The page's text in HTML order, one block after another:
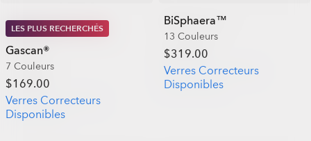
LES PLUS RECHERCHÉS
Gascan®
7 Couleurs
$169.00
Verres Correcteurs
Disponibles
BiSphaera™
13 Couleurs
$319.00
Verres Correcteurs
Disponibles